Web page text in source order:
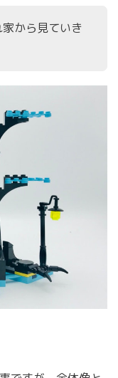
から見ていき